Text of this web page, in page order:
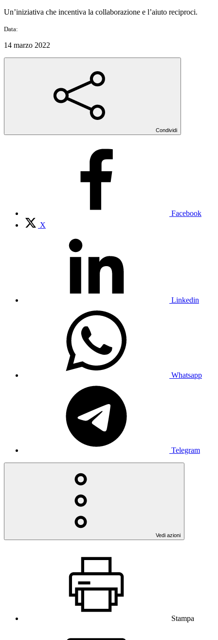
Un’iniziativa che incentiva la collaborazione e l’aiuto reciproci.
Data:
14 marzo 2022
Condividi
Facebook
X
Linkedin
Whatsapp
Telegram
Vedi azioni
Stampa